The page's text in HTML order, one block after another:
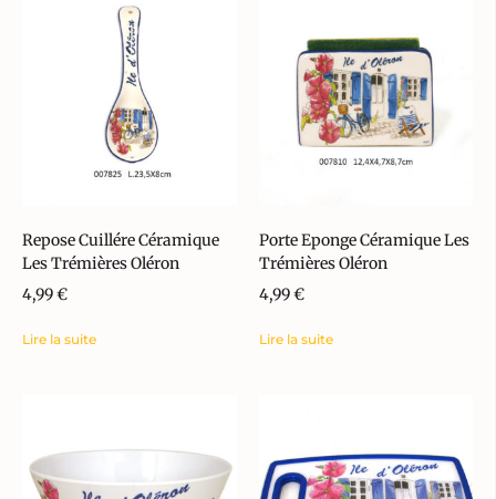
Repose Cuillére Céramique
Les Trémières Oléron
4,99€
Lire la suite
Porte Eponge Céramique Les
Trémières Oléron
4,99€
Lire la suite